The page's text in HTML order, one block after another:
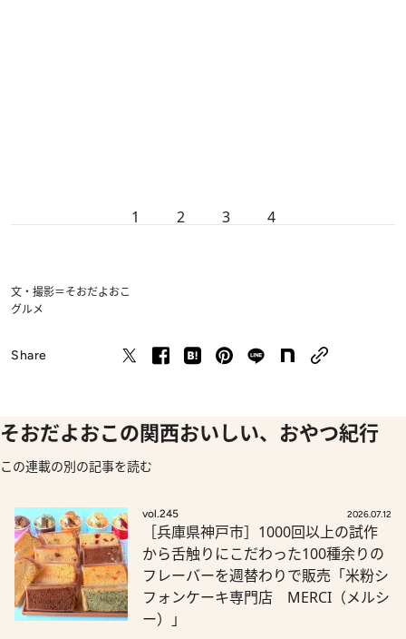
1 2 3 4
文・撮影＝そおだよおこ
グルメ
Share
そおだよおこの関西おいしい、おやつ紀行
この連載の別の記事を読む
vol.245 2026.07.12
［兵庫県神戸市］1000回以上の試作
から舌触りにこだわった100種余りの
フレーバーを週替わりで販売「米粉シ
フォンケーキ専門店 MERCI（メルシ
ー）」